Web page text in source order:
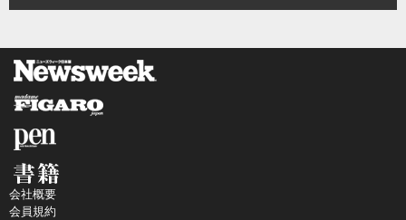
会社概要
会員規約